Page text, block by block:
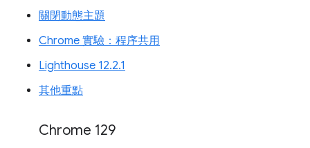
關閉動態主題
Chrome 實驗：程序共用
Lighthouse 12.2.1
其他重點
Chrome 129